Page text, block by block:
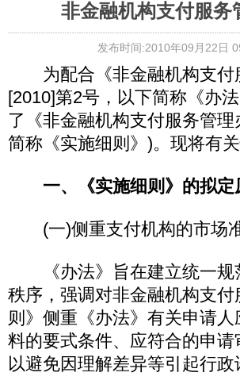
非金融机构支付服务
发布时间:2010年09月22日
为配合《非金融机构支付
[2010]第2号，以下简称《办
了《非金融机构支付服务管
简称《实施细则》)。现将有
一、《实施细则》的拟定
(一)侧重支付机构的市场准
《办法》旨在建立统一规
秩序，强调对非金融机构支
则》侧重《办法》有关申请
料的要式条件、应符合的申
以避免因理解差异等引起行